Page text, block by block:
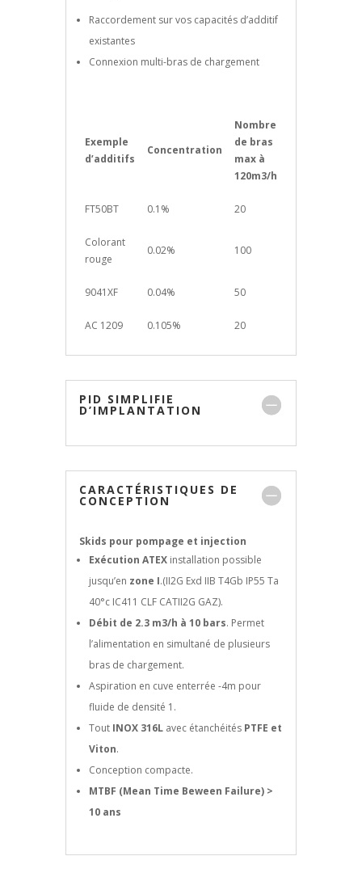
Raccordement sur vos capacités d’additif
existantes
Connexion multi-bras de chargement
Exemple
d’additifs
Concentration
Nombre
de bras
max à
120m3/h
FT50BT 0.1% 20
Colorant
rouge
0.02% 100
9041XF 0.04% 50
AC 1209 0.105% 20
PID SIMPLIFIE
D’IMPLANTATION
CARACTÉRISTIQUES DE
CONCEPTION
Skids pour pompage et injection
Exécution ATEX installation possible
jusqu’en zone I.(II2G Exd IIB T4Gb IP55 Ta
40°c IC411 CLF CATII2G GAZ).
Débit de 2.3 m3/h à 10 bars. Permet
l’alimentation en simultané de plusieurs
bras de chargement.
Aspiration en cuve enterrée -4m pour
fluide de densité 1.
Tout INOX 316L avec étanchéités PTFE et
Viton.
Conception compacte.
MTBF (Mean Time Beween Failure) >
10 ans